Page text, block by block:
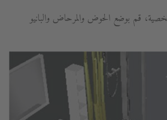
قم بوضع الحوض والمرحاض والبانيو